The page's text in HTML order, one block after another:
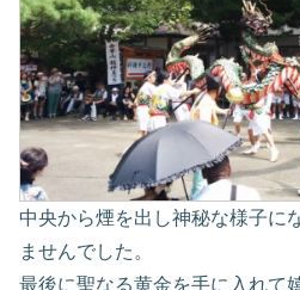
中央から煙を出し神秘な様子に
ませんでした。
最後に聖なる黄金を手に入れて